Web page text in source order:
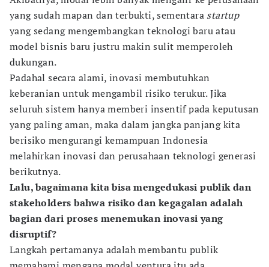
yang sudah mapan dan terbukti, sementara startup
yang sedang mengembangkan teknologi baru atau
model bisnis baru justru makin sulit memperoleh
dukungan.
Padahal secara alami, inovasi membutuhkan
keberanian untuk mengambil risiko terukur. Jika
seluruh sistem hanya memberi insentif pada keputusan
yang paling aman, maka dalam jangka panjang kita
berisiko mengurangi kemampuan Indonesia
melahirkan inovasi dan perusahaan teknologi generasi
berikutnya.
Lalu, bagaimana kita bisa mengedukasi publik dan
stakeholders bahwa risiko dan kegagalan adalah
bagian dari proses menemukan inovasi yang
disruptif?
Langkah pertamanya adalah membantu publik